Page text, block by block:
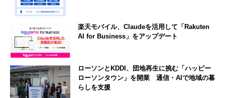
楽天モバイル、Claudeを活用して「Rakuten
AI for Business」をアップデート
ローソンとKDDI、団地再生に挑む「ハッピー
ローソンタウン」を開業 通信・AIで地域の暮
らしを支援